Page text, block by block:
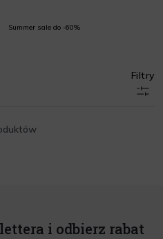
Summer sale do -60%
Filtry
i odbierz rabat